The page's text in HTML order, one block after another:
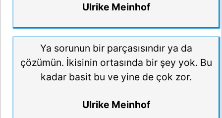
Ulrike Meinhof
Ya sorunun bir parçasısındır ya da
çözümün. İkisinin ortasında bir şey yok. Bu
kadar basit bu ve yine de çok zor.
Ulrike Meinhof